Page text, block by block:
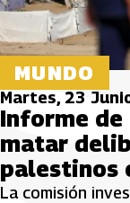
MUNDO
Martes, 23
Informe de
matar
palestinos
La comisión